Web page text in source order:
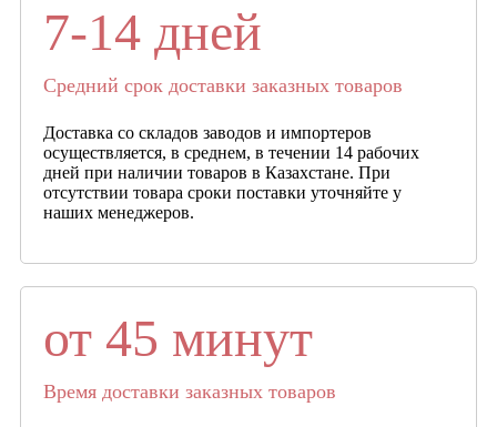
7-14 дней
Средний срок доставки заказных товаров
Доставка со складов заводов и импортеров
осуществляется, в среднем, в течении 14 рабочих
дней при наличии товаров в Казахстане. При
отсутствии товара сроки поставки уточняйте у
наших менеджеров.
от 45 минут
Время доставки заказных товаров